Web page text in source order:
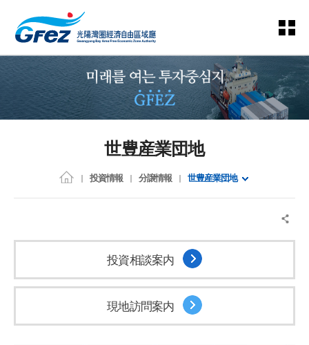
世豊産業団地
投資情報 分譲情報 世豊産業団地
投資相談案内
現地訪問案内